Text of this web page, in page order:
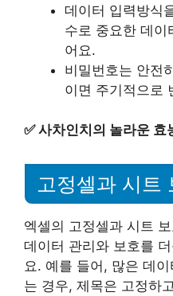
데이터 입력방식
수로 중요한 데이
어요.
비밀번호는 안전
이면 주기적으로
✅사차인치의 놀라운 효
고정셀과 시트
엑셀의 고정셀과 시트
데이터 관리와 보호를
요. 예를 들어, 많은 데
는 경우, 제목은 고정하